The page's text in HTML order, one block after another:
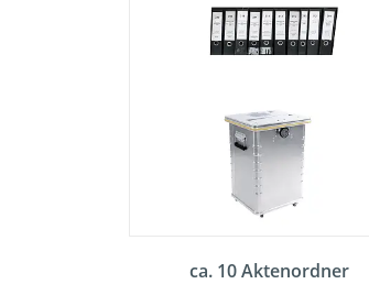
ca. 10 Aktenordner